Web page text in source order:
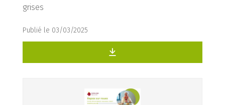
grises
Publié le 03/03/2025